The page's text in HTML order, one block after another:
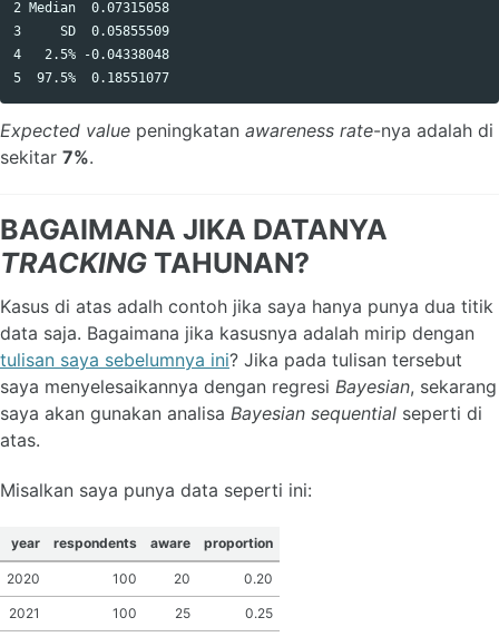
2 Median  0.07315058
3     SD  0.05855509
4   2.5% -0.04338048
Expected value peningkatan awareness rate-nya adalah di
sekitar 7%.
BAGAIMANA JIKA DATANYA
TRACKING TAHUNAN?
Kasus di atas adalh contoh jika saya hanya punya dua titik
data saja. Bagaimana jika kasusnya adalah mirip dengan
tulisan saya sebelumnya ini? Jika pada tulisan tersebut
saya menyelesaikannya dengan regresi Bayesian, sekarang
saya akan gunakan analisa Bayesian sequential seperti di
atas.
Misalkan saya punya data seperti ini:
year respondents aware proportion
2020 100 20 0.20
2021 100 25 0.25